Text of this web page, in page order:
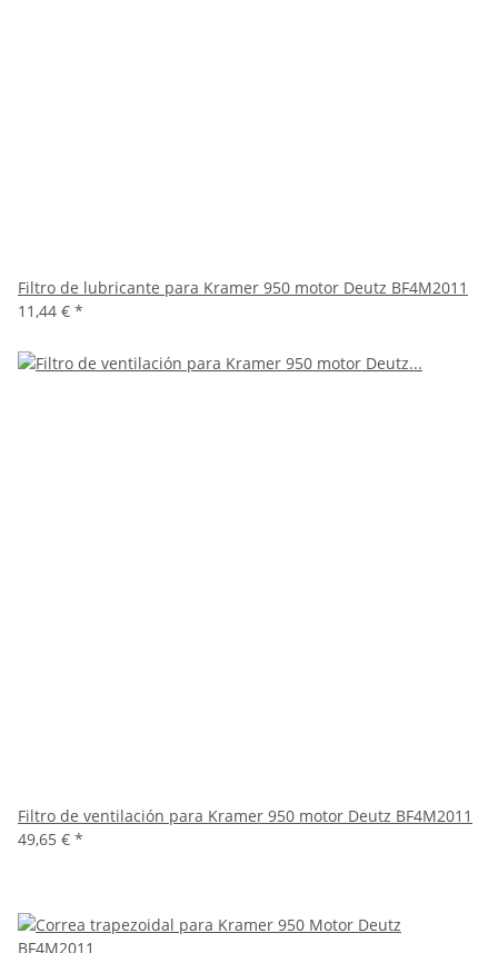
Filtro de lubricante para Kramer 950 motor Deutz BF4M2011
11,44 € *
Filtro de ventilación para Kramer 950 motor Deutz BF4M2011
49,65 € *